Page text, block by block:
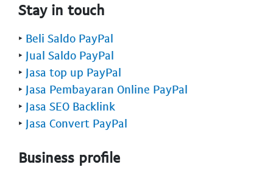
Stay in touch
‣ Beli Saldo PayPal
‣ Jual Saldo PayPal
‣ Jasa top up PayPal
‣ Jasa Pembayaran Online PayPal
‣ Jasa SEO Backlink
‣ Jasa Convert PayPal
Business profile